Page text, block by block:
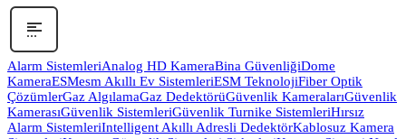
Alarm SistemleriAnalog HD KameraBina GüvenliğiDome
KameraESMesm Akıllı Ev SistemleriESM TeknolojiFiber Optik
ÇözümlerGaz AlgılamaGaz DedektörüGüvenlik KameralarıGüvenlik
KamerasıGüvenlik SistemleriGüvenlik Turnike SistemleriHırsız
Alarm SistemleriIntelligent Akıllı Adresli DedektörKablosuz Kamera